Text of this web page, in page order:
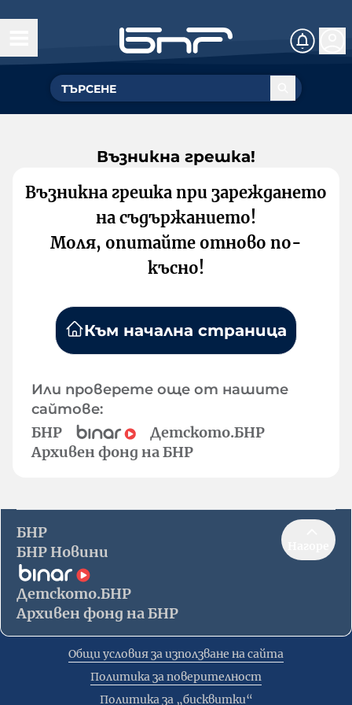
Възникна грешка!
Възникна грешка при зареждането
на съдържанието!
Моля, опитайте отново по-
късно!
Към начална страница
Или проверете още от нашите
сайтове:
БНР
Детското.БНР
Архивен фонд на БНР
БНР
БНР Новини
Детското.БНР
Архивен фонд на БНР
Общи условия за използване на сайта
Политика за поверителност
Политика за „бисквитки“